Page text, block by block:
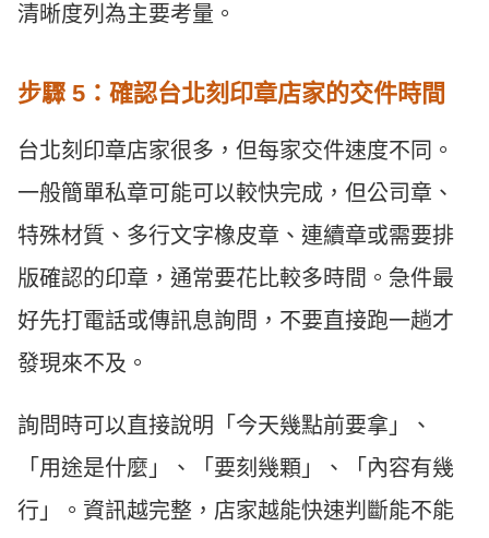
清晰度列為主要考量。
步驟 5：確認台北刻印章店家的交件時間
台北刻印章店家很多，但每家交件速度不同。
一般簡單私章可能可以較快完成，但公司章、
特殊材質、多行文字橡皮章、連續章或需要排
版確認的印章，通常要花比較多時間。急件最
好先打電話或傳訊息詢問，不要直接跑一趟才
發現來不及。
詢問時可以直接說明「今天幾點前要拿」、
「用途是什麼」、「要刻幾顆」、「內容有幾
行」。資訊越完整，店家越能快速判斷能不能